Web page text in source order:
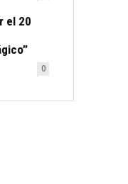
el 20
0